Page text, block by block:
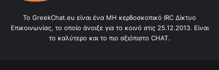
Το GreekChat.eu είναι ένα ΜΗ κερδοσκοπικό IRC Δίκτυο
Επικοινωνίας, το οποίο άνοιξε για το κοινό στις 25.12.2013. Είναι
το καλύτερο και το πιο αξιόπιστο CHAT.